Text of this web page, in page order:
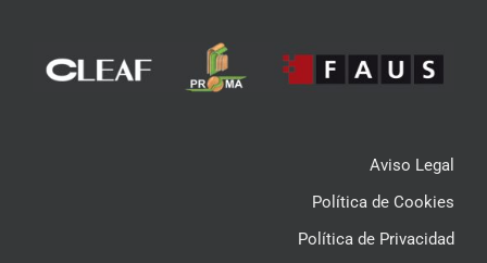
Aviso Legal
Política de Cookies
Política de Privacidad